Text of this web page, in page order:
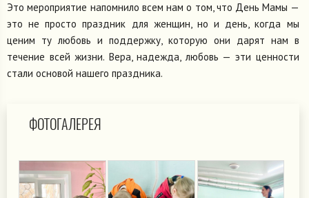
Это мероприятие напомнило всем нам о том, что День Мамы —
это не просто праздник для женщин, но и день, когда мы
ценим ту любовь и поддержку, которую они дарят нам в
течение всей жизни. Вера, надежда, любовь — эти ценности
стали основой нашего праздника.
ФОТОГАЛЕРЕЯ